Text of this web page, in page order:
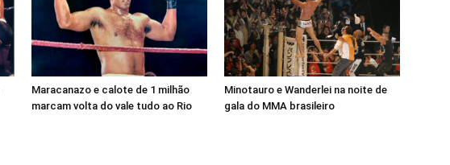
Maracanazo e calote de 1 milhão
marcam volta do vale tudo ao Rio
Minotauro e Wanderlei na noite de
gala do MMA brasileiro